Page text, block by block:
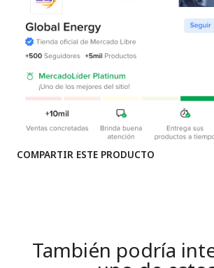
COMPARTIR ESTE PRODUCTO
También podría